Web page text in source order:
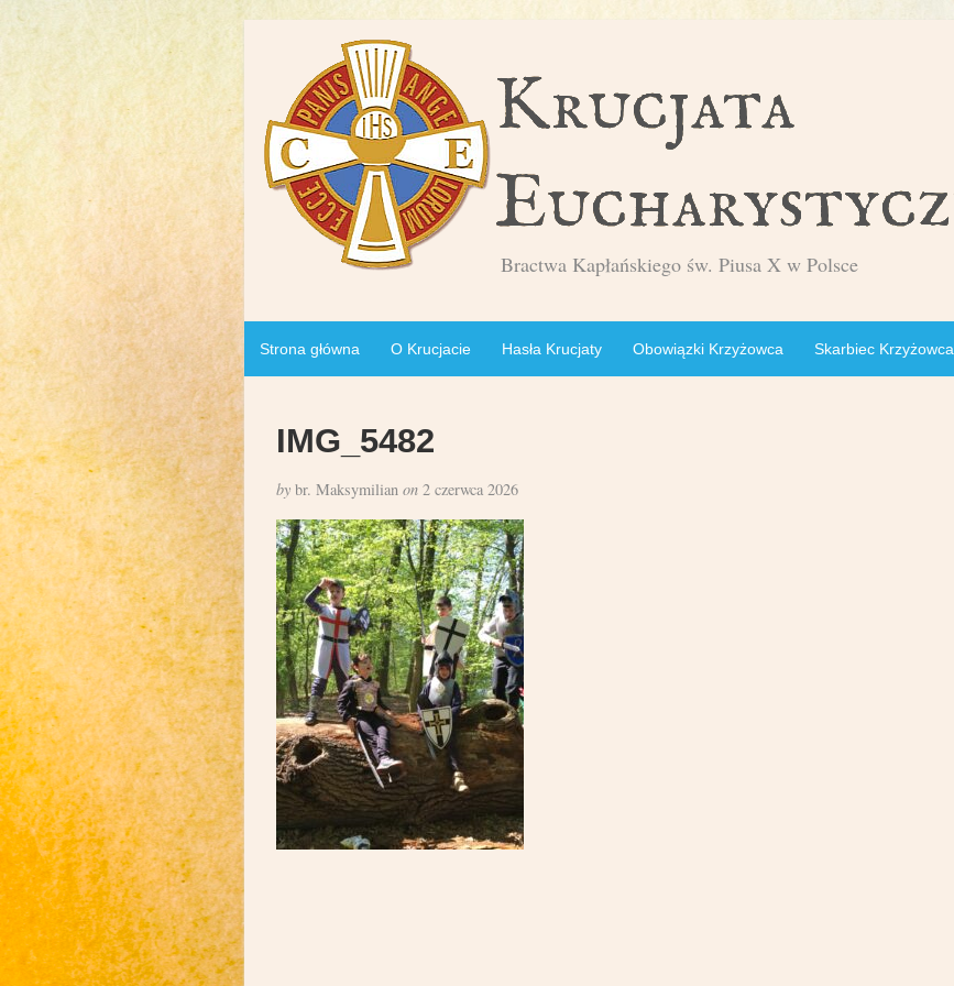
Bractwa Kapłańskiego św. Piusa X w Polsce
Strona główna O Krucjacie Hasła Krucjaty Obowiązki Krzyżowca Skarbiec Krzyżowca
IMG_5482
bybr. Maksymilian on2 czerwca 2026